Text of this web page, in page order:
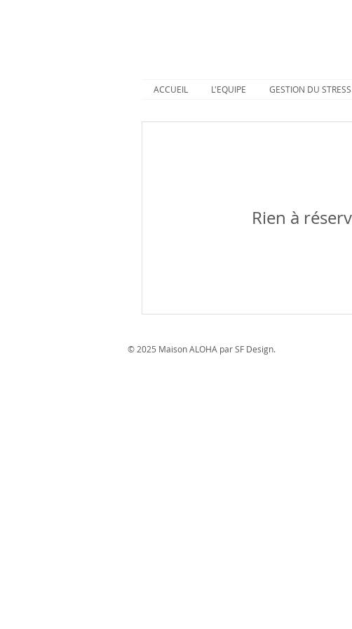
ACCUEIL L'EQUIPE GESTION DU STRESS
Rien à
© 2025 Maison ALOHA par SF Design.